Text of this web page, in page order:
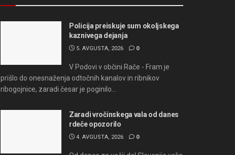
Policija preiskuje sum okoljskega
kaznivega dejanja
5. AVGUSTA, 2026 0
V Podovi v občini Rače - Fram je
prišlo do onesnaženja odtočnih kanalov in ribnikov
ribogojnice, zaradi česar je poginilo...
Zaradi vročinskega vala od danes
rdeče opozorilo
4. AVGUSTA, 2026 0